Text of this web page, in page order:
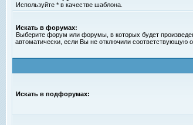
Используйте * в качестве шаблона.
Искать в форумах:
Выберите форум или форумы, в которых будет
автоматически, если Вы не отключили соответствующую
Искать в подфорумах: